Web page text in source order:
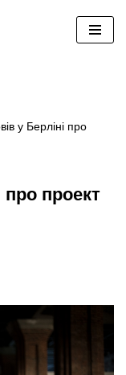
у Берліні про
про проект